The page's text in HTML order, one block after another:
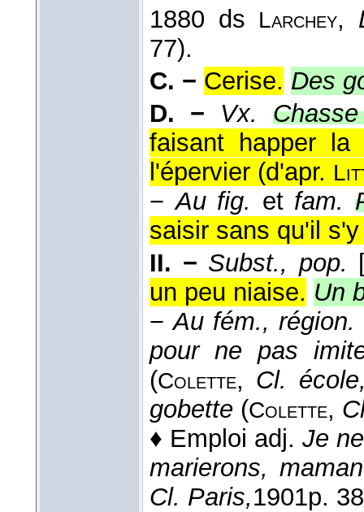
1880 ds
Larchey,
77).
C. − Cerise. Des
D. −
Vx.
faisant happer
l'épervier (d'apr.
−Au fig. et fam.
saisir sans qu'il
II. − Subst., pop.
un peu niaise. Un
−Au fém., région.
pour ne pas
(Colette, Cl.
gobette (Colette,
♦ Emploi adj. Je
marierons,
Cl. Paris,1901p.